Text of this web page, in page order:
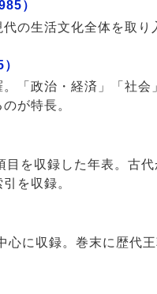
）
の生活文化全体を取り
「政治・経済」「社
が特長。
目を収録した年表。古
を収録。
に収録。巻末に歴代王